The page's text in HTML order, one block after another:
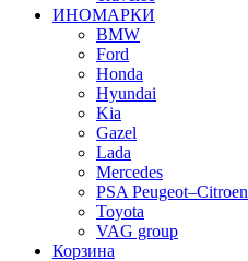
ИНОМАРКИ
BMW
Ford
Honda
Hyundai
Kia
Gazel
Lada
Mercedes
PSA Peugeot–Citroen
Toyota
VAG group
Корзина